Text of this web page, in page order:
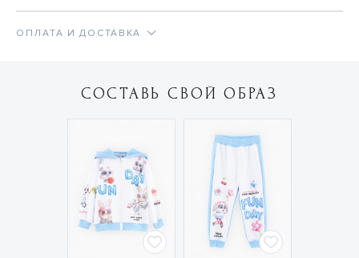
ОПЛАТА И ДОСТАВКА
СОСТАВЬ СВОЙ ОБРАЗ